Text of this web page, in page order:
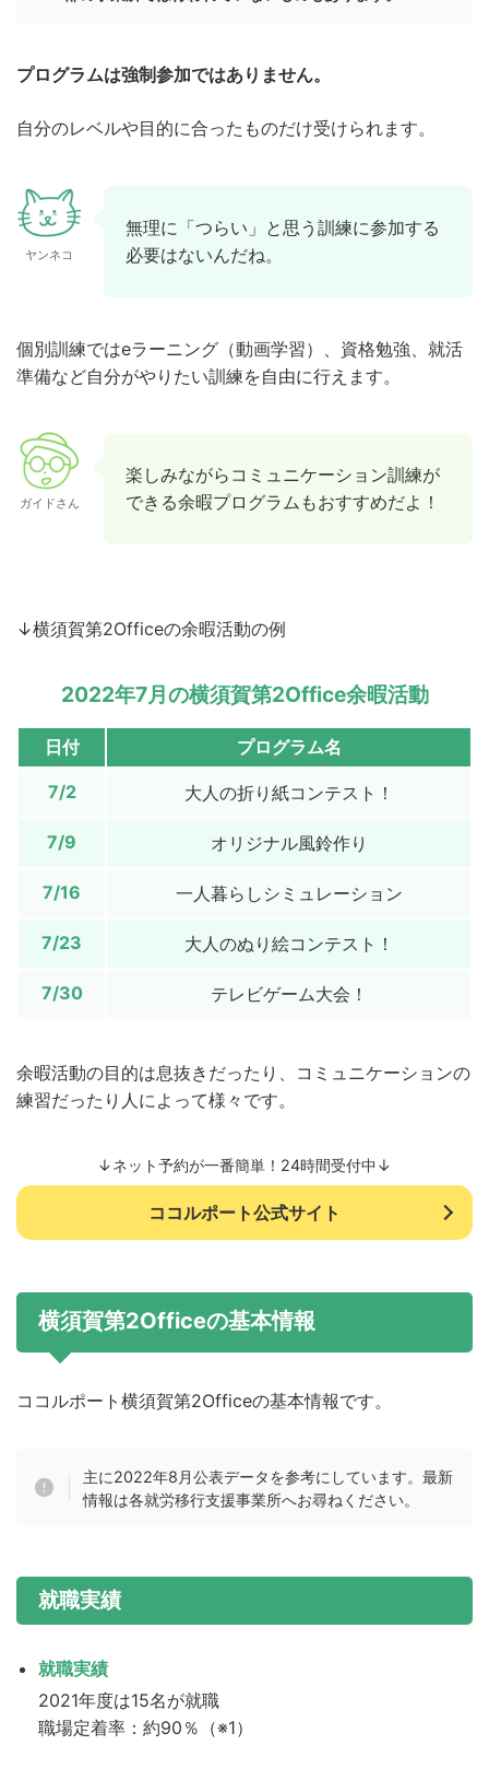
プログラムは強制参加ではありません。
自分のレベルや目的に合ったものだけ受けられます。
ヤンネコ
無理に「つらい」と思う訓練に参加する
必要はないんだね。
個別訓練ではeラーニング（動画学習）、資格勉強、就活
準備など自分がやりたい訓練を自由に行えます。
ガイドさん
楽しみながらコミュニケーション訓練が
できる余暇プログラムもおすすめだよ！
↓横須賀第2Officeの余暇活動の例
2022年7月の横須賀第2Office余暇活動
日付 プログラム名
7/2 大人の折り紙コンテスト！
7/9 オリジナル風鈴作り
7/16 一人暮らしシミュレーション
7/23 大人のぬり絵コンテスト！
7/30 テレビゲーム大会！
余暇活動の目的は息抜きだったり、コミュニケーションの
練習だったり人によって様々です。
↓ネット予約が一番簡単！24時間受付中↓
ココルポート公式サイト
横須賀第2Officeの基本情報
ココルポート横須賀第2Officeの基本情報です。
主に2022年8月公表データを参考にしています。最新
情報は各就労移行支援事業所へお尋ねください。
就職実績
就職実績
2021年度は15名が就職
職場定着率：約90％（※1）